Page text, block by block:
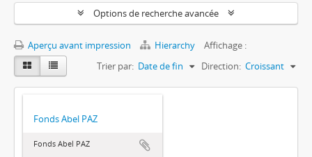
Options de recherche avancée
Aperçu avant impression Hierarchy
Affichage :
Trier par: Date de fin Direction: Croissant
Fonds Abel PAZ
Fonds Abel PAZ